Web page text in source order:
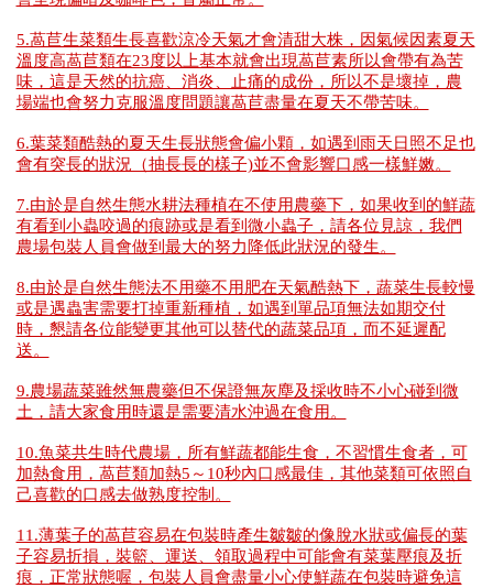
5.萵苣生菜類生長喜歡涼冷天氣才會清甜大株，因氣候因素夏天
溫度高萵苣類在23度以上基本就會出現萵苣素所以會帶有為苦
味，這是天然的抗癌、消炎、止痛的成份，所以不是壞掉，農
場端也會努力克服溫度問題讓萵苣盡量在夏天不帶苦味。
6.葉菜類酷熱的夏天生長狀態會偏小顆，如遇到雨天日照不足也
會有突長的狀況（抽長長的樣子)並不會影響口感一樣鮮嫩。
7.由於是自然生態水耕法種植在不使用農藥下，如果收到的鮮蔬
有看到小蟲咬過的痕跡或是看到微小蟲子，請各位見諒，我們
農場包裝人員會做到最大的努力降低此狀況的發生。
8.由於是自然生態法不用藥不用肥在天氣酷熱下，蔬菜生長較慢
或是遇蟲害需要打掉重新種植，如遇到單品項無法如期交付
時，懇請各位能變更其他可以替代的蔬菜品項，而不延遲配
送。
9.農場蔬菜雖然無農藥但不保證無灰塵及採收時不小心碰到微
土，請大家食用時還是需要清水沖過在食用。
10.魚菜共生時代農場，所有鮮蔬都能生食，不習慣生食者，可
加熱食用，萵苣類加熱5～10秒內口感最佳，其他菜類可依照自
己喜歡的口感去做熟度控制。
11.薄葉子的萵苣容易在包裝時產生皺皺的像脫水狀或偏長的葉
子容易折損，裝籃、運送、領取過程中可能會有菜葉壓痕及折
痕，正常狀態喔，包裝人員會盡量小心使鮮蔬在包裝時避免這